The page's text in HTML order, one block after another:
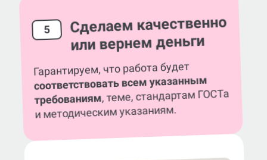
5 Сделаем качественно
или вернем деньги
Гарантируем, что работа будет
соответствовать всем указанным
требованиям, теме, стандартам ГОСТа
и методическим указаниям.